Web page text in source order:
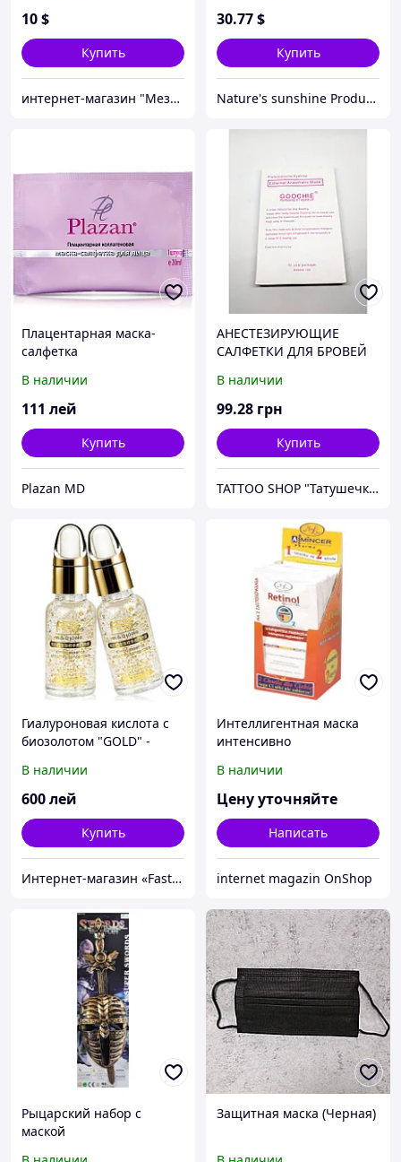
10$
Купить
интернет-магазин "Мезороллер"
30.77$
Купить
Nature's sunshine Products Inc.md
Плацентарная маска-
салфетка
В наличии
111 лей
Купить
Plazan MD
АНЕСТЕЗИРУЮЩИЕ
САЛФЕТКИ ДЛЯ БРОВЕЙ
В наличии
99.28 грн
Купить
TATTOO SHOP "Татушечка" Молдова
Гиалуроновая кислота с
биозолотом "GOLD" -
В наличии
600лей
Купить
Интернет-магазин «FastShop»
Интеллигентная маска
интенсивно
В наличии
Цену уточняйте
Написать
internet magazin OnShop
Рыцарский набор с
маской
Защитная маска (Черная)